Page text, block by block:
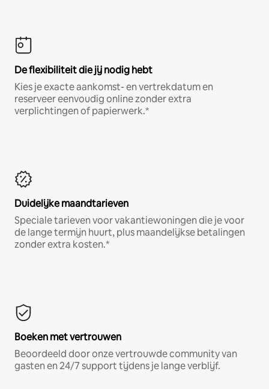
De flexibiliteit die jij nodig hebt
Kies je exacte aankomst- en vertrekdatum en
reserveer eenvoudig online zonder extra
verplichtingen of papierwerk.*
Duidelijke maandtarieven
Speciale tarieven voor vakantiewoningen die je voor
de lange termijn huurt, plus maandelijkse betalingen
zonder extra kosten.*
Boeken met vertrouwen
Beoordeeld door onze vertrouwde community van
gasten en 24/7 support tijdens je lange verblijf.